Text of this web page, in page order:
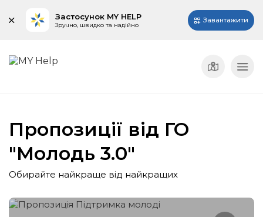
Застосунок MY HELP
Зручно, швидко та надійно
Завантажити
Пропозиції від ГО
"Молодь 3.0"
Обирайте найкраще від найкращих